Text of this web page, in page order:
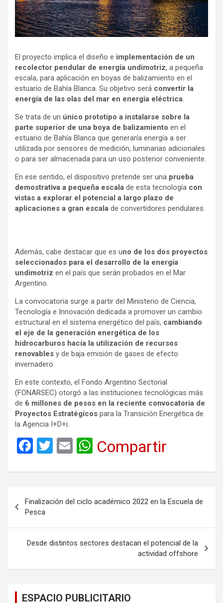
El proyecto implica el diseño e implementación de un
recolector pendular de energía undimotriz, a pequeña
escala, para aplicación en boyas de balizamiento en el
estuario de Bahía Blanca. Su objetivo será convertir la
energía de las olas del mar en energía eléctrica.
Se trata de un único prototipo a instalarse sobre la
parte superior de una boya de balizamiento en el
estuario de Bahía Blanca que generaría energía a ser
utilizada por sensores de medición, luminarias adicionales
o para ser almacenada para un uso posterior conveniente.
En ese sentido, el dispositivo pretende ser una prueba
demostrativa a pequeña escala de esta tecnología con
vistas a explorar el potencial a largo plazo de
aplicaciones a gran escala de convertidores pendulares.
Además, cabe destacar que es uno de los dos proyectos
seleccionados para el desarrollo de la energía
undimotriz en el país que serán probados en el Mar
Argentino.
La convocatoria surge a partir del Ministerio de Ciencia,
Tecnología e Innovación dedicada a promover un cambio
estructural en el sistema energético del país, cambiando
el eje de la generación energética de los
hidrocarburos hacía la utilización de recursos
renovables y de baja emisión de gases de efecto
invernadero.
En este contexto, el Fondo Argentino Sectorial
(FONARSEC) otorgó a las instituciones tecnológicas más
de 6 millones de pesos en la reciente convocatoria de
Proyectos Estratégicos para la Transición Energética de
la Agencia I+D+i.
F
ce
b
o
o
k
T
tt
er
E
ail
W
at
A
p
p
Compartir
de
entradas
Finalización del ciclo académico 2022 en la Escuela de
Pesca
Desde distintos sectores destacan el potencial de la
actividad offshore
ESPACIO PUBLICITARIO